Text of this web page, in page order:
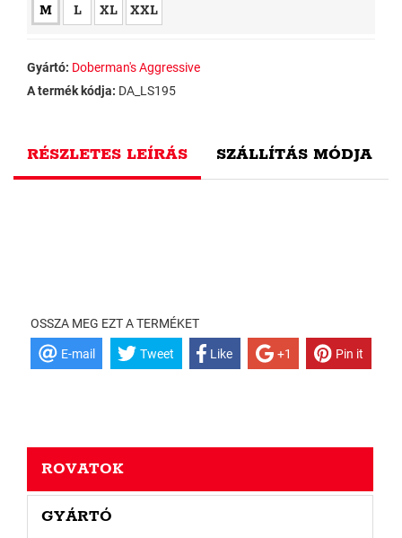
M L XL XXL
Gyártó: Doberman's Aggressive
A termék kódja: DA_LS195
RÉSZLETES LEÍRÁS SZÁLLÍTÁS MÓDJA
OSSZA MEG EZT A TERMÉKET
E-mail Tweet Like +1 Pin it
ROVATOK
GYÁRTÓ